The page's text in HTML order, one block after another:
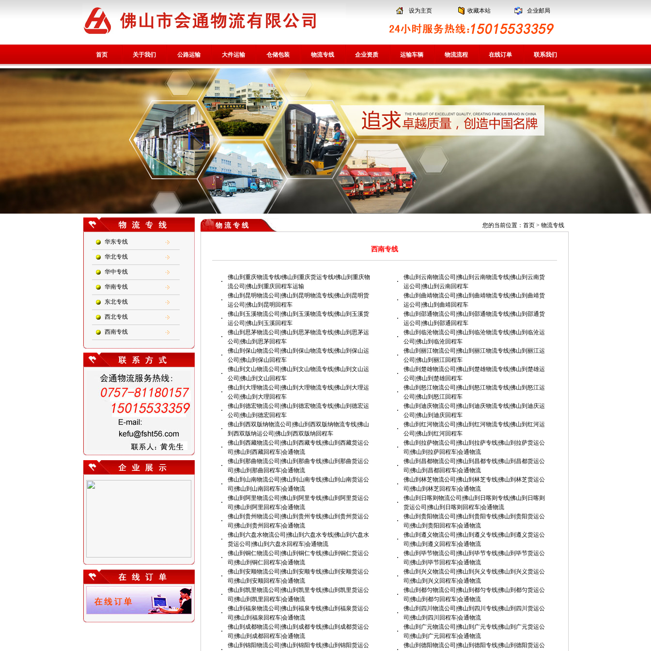
设为主页 收藏本站 企业邮局
首页 关于我们 公路运输 大件运输 仓储包装 物流专线 企业资质 运输车辆 物流流程 在线订单 联系我们
华东专线
华北专线
华中专线
华南专线
东北专线
西北专线
西南专线
物 流 专 线 您的当前位置：首页 > 物流专线
西南专线
·
佛山到重庆物流专线‖佛山到重庆货运专线‖佛山到重庆物
流公司|佛山到重庆回程车运输
·
佛山到云南物流公司|佛山到云南物流专线|佛山到云南货
运公司|佛山到云南回程车
·
佛山到昆明物流公司|佛山到昆明物流专线|佛山到昆明货
运公司|佛山到昆明回程车
·
佛山到曲靖物流公司|佛山到曲靖物流专线|佛山到曲靖货
运公司|佛山到曲靖回程车
·
佛山到玉溪物流公司|佛山到玉溪物流专线|佛山到玉溪货
运公司|佛山到玉溪回程车
·
佛山到邵通物流公司|佛山到邵通物流专线|佛山到邵通货
运公司|佛山到邵通回程车
·
佛山到思茅物流公司|佛山到思茅物流专线|佛山到思茅运
公司|佛山到思茅回程车
·
佛山到临沧物流公司|佛山到临沧物流专线|佛山到临沧运
公司|佛山到临沧回程车
·
佛山到保山物流公司|佛山到保山物流专线|佛山到保山运
公司|佛山到保山回程车
·
佛山到丽江物流公司|佛山到丽江物流专线|佛山到丽江运
公司|佛山到丽江回程车
·
佛山到文山物流公司|佛山到文山物流专线|佛山到文山运
公司|佛山到文山回程车
·
佛山到楚雄物流公司|佛山到楚雄物流专线|佛山到楚雄运
公司|佛山到楚雄回程车
·
佛山到大理物流公司|佛山到大理物流专线|佛山到大理运
公司|佛山到大理回程车
·
佛山到怒江物流公司|佛山到怒江物流专线|佛山到怒江运
公司|佛山到怒江回程车
·
佛山到德宏物流公司|佛山到德宏物流专线|佛山到德宏运
公司|佛山到德宏回程车
·
佛山到迪庆物流公司|佛山到迪庆物流专线|佛山到迪庆运
公司|佛山到迪庆回程车
·
佛山到西双版纳物流公司|佛山到西双版纳物流专线|佛山
到西双版纳运公司|佛山到西双版纳回程车
·
佛山到红河物流公司|佛山到红河物流专线|佛山到红河运
公司|佛山到红河回程车
·
佛山到西藏物流公司|佛山到西藏专线|佛山到西藏货运公
司|佛山到西藏回程车|会通物流
·
佛山到拉萨物流公司|佛山到拉萨专线|佛山到拉萨货运公
司|佛山到拉萨回程车|会通物流
·
佛山到那曲物流公司|佛山到那曲专线|佛山到那曲货运公
司|佛山到那曲回程车|会通物流
·
佛山到昌都物流公司|佛山到昌都专线|佛山到昌都货运公
司|佛山到昌都回程车|会通物流
·
佛山到山南物流公司|佛山到山南专线|佛山到山南货运公
司|佛山到山南回程车|会通物流
·
佛山到林芝物流公司|佛山到林芝专线|佛山到林芝货运公
司|佛山到林芝回程车|会通物流
·
佛山到阿里物流公司|佛山到阿里专线|佛山到阿里货运公
司|佛山到阿里回程车|会通物流
·
佛山到日喀则物流公司|佛山到日喀则专线|佛山到日喀则
货运公司|佛山到日喀则回程车|会通物流
·
佛山到贵州物流公司|佛山到贵州专线|佛山到贵州货运公
司|佛山到贵州回程车|会通物流
·
佛山到贵阳物流公司|佛山到贵阳专线|佛山到贵阳货运公
司|佛山到贵阳回程车|会通物流
·
佛山到六盘水物流公司|佛山到六盘水专线|佛山到六盘水
货运公司|佛山到六盘水回程车|会通物流
·
佛山到遵义物流公司|佛山到遵义专线|佛山到遵义货运公
司|佛山到遵义回程车|会通物流
·
佛山到铜仁物流公司|佛山到铜仁专线|佛山到铜仁货运公
司|佛山到铜仁回程车|会通物流
·
佛山到毕节物流公司|佛山到毕节专线|佛山到毕节货运公
司|佛山到毕节回程车|会通物流
·
佛山到安顺物流公司|佛山到安顺专线|佛山到安顺货运公
司|佛山到安顺回程车|会通物流
·
佛山到兴义物流公司|佛山到兴义专线|佛山到兴义货运公
司|佛山到兴义回程车|会通物流
·
佛山到凯里物流公司|佛山到凯里专线|佛山到凯里货运公
司|佛山到凯里回程车|会通物流
·
佛山到都匀物流公司|佛山到都匀专线|佛山到都匀货运公
司|佛山到都匀回程车|会通物流
·
佛山到福泉物流公司|佛山到福泉专线|佛山到福泉货运公
司|佛山到福泉回程车|会通物流
·
佛山到四川物流公司|佛山到四川专线|佛山到四川货运公
司|佛山到四川回程车|会通物流
·
佛山到成都物流公司|佛山到成都专线|佛山到成都货运公
司|佛山到成都回程车|会通物流
·
佛山到广元物流公司|佛山到广元专线|佛山到广元货运公
司|佛山到广元回程车|会通物流
·
佛山到锦阳物流公司|佛山到锦阳专线|佛山到锦阳货运公
·
佛山到德阳物流公司|佛山到德阳专线|佛山到德阳货运公